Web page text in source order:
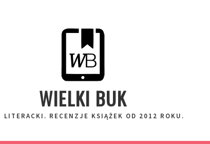
WIELKI BUK
LITERACKI. RECENZJE KSIĄŻEK OD 2012 ROKU.